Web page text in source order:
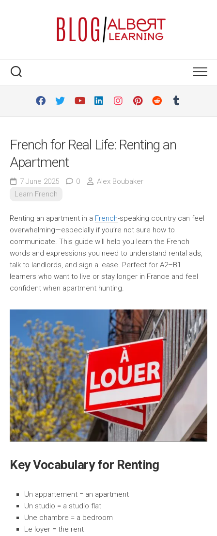
French for Real Life: Renting an
Apartment
7 June 2025 0
Alex Boubaker
Learn French
Renting an apartment in a French-speaking country can feel
overwhelming—especially if you’re not sure how to
communicate. This guide will help you learn the French
words and expressions you need to understand rental ads,
talk to landlords, and sign a lease. Perfect for A2–B1
learners who want to live or stay longer in France and feel
confident when apartment hunting.
Key Vocabulary for Renting
Un appartement = an apartment
Un studio = a studio flat
Une chambre = a bedroom
Le loyer = the rent